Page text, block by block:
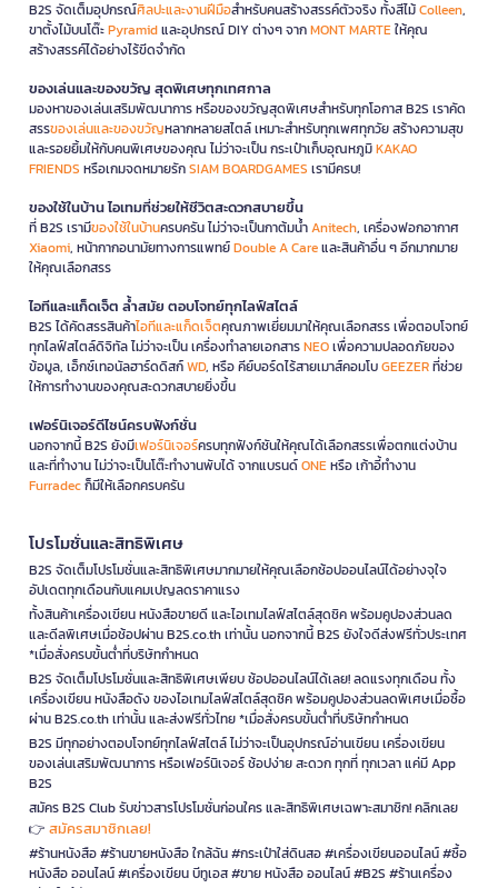
B2S จัดเต็มอุปกรณ์ศิลปะและงานฝีมือสำหรับคนสร้างสรรค์ตัวจริง ทั้งสีไม้Colleen,
ขาตั้งไม้บนโต๊ะPyramidและอุปกรณ์ DIY ต่างๆ จากMONT MARTEให้คุณ
สร้างสรรค์ได้อย่างไร้ขีดจำกัด
ของเล่นและของขวัญ สุดพิเศษทุกเทศกาล
มองหาของเล่นเสริมพัฒนาการ หรือของขวัญสุดพิเศษสำหรับทุกโอกาส B2S เราคัด
สรรของเล่นและของขวัญหลากหลายสไตล์ เหมาะสำหรับทุกเพศทุกวัย สร้างความสุข
และรอยยิ้มให้กับคนพิเศษของคุณ ไม่ว่าจะเป็น กระเป๋าเก็บอุณหภูมิKAKAO
FRIENDS หรือเกมจดหมายรักSIAM BOARDGAMES เรามีครบ!
ของใช้ในบ้าน ไอเทมที่ช่วยให้ชีวิตสะดวกสบายขึ้น
ที่ B2S เรามีของใช้ในบ้านครบครัน ไม่ว่าจะเป็นกาต้มน้ำAnitech, เครื่องฟอกอากาศ
Xiaomi, หน้ากากอนามัยทางการแพทย์Double A Careและสินค้าอื่น ๆ อีกมากมาย
ให้คุณเลือกสรร
ไอทีและแก็ดเจ็ต ล้ำสมัย ตอบโจทย์ทุกไลฟ์สไตล์
B2S ได้คัดสรรสินค้าไอทีและแก็ดเจ็ตคุณภาพเยี่ยมมาให้คุณเลือกสรร เพื่อตอบโจทย์
ทุกไลฟ์สไตล์ดิจิทัล ไม่ว่าจะเป็น เครื่องทำลายเอกสารNEOเพื่อความปลอดภัยของ
ข้อมูล, เอ็กซ์เทอนัลฮาร์ดดิสก์WD, หรือ คีย์บอร์ดไร้สายเมาส์คอมโบGEEZERที่ช่วย
ให้การทำงานของคุณสะดวกสบายยิ่งขึ้น
เฟอร์นิเจอร์ดีไซน์ครบฟังก์ชั่น
นอกจากนี้ B2S ยังมีเฟอร์นิเจอร์ครบทุกฟังก์ชันให้คุณได้เลือกสรรเพื่อตกแต่งบ้าน
และที่ทำงาน ไม่ว่าจะเป็นโต๊ะทำงานพับได้ จากแบรนด์ONEหรือ เก้าอี้ทำงาน
Furradecก็มีให้เลือกครบครัน
โปรโมชั่นและสิทธิพิเศษ
B2S จัดเต็มโปรโมชั่นและสิทธิพิเศษมากมายให้คุณเลือกช้อปออนไลน์ได้อย่างจุใจ
อัปเดตทุกเดือนกับแคมเปญลดราคาแรง
ทั้งสินค้าเครื่องเขียน หนังสือขายดี และไอเทมไลฟ์สไตล์สุดชิค พร้อมคูปองส่วนลด
และดีลพิเศษเมื่อช้อปผ่าน B2S.co.th เท่านั้น นอกจากนี้ B2S ยังใจดีส่งฟรีทั่วประเทศ
*เมื่อสั่งครบขั้นต่ำที่บริษัทกำหนด
B2S จัดเต็มโปรโมชั่นและสิทธิพิเศษเพียบ ช้อปออนไลน์ได้เลย! ลดแรงทุกเดือน ทั้ง
เครื่องเขียน หนังสือดัง ของไอเทมไลฟ์สไตล์สุดชิค พร้อมคูปองส่วนลดพิเศษเมื่อซื้อ
ผ่าน B2S.co.th เท่านั้น และส่งฟรีทั่วไทย *เมื่อสั่งครบขั้นต่ำที่บริษัทกำหนด
B2S มีทุกอย่างตอบโจทย์ทุกไลฟ์สไตล์ ไม่ว่าจะเป็นอุปกรณ์อ่านเขียน เครื่องเขียน
ของเล่นเสริมพัฒนาการ หรือเฟอร์นิเจอร์ ช้อปง่าย สะดวก ทุกที่ ทุกเวลา แค่มี App
B2S
สมัคร B2S Club รับข่าวสารโปรโมชั่นก่อนใคร และสิทธิพิเศษเฉพาะสมาชิก! คลิกเลย
👉 สมัครสมาชิกเลย!
#ร้านหนังสือ #ร้านขายหนังสือ ใกล้ฉัน #กระเป๋าใส่ดินสอ #เครื่องเขียนออนไลน์ #ซื้อ
หนังสือ ออนไลน์ #เครื่องเขียน บีทูเอส #ขาย หนังสือ ออนไลน์ #B2S #ร้านเครื่อง